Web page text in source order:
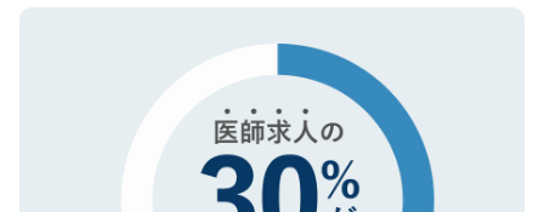
で、機密保持に関してもご安心ください。
ので、まずはご登録ください。